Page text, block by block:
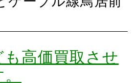
高価買取させ